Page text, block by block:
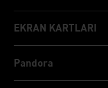
Hakkımızda
EKRAN KARTLARI
GeForce RTX™ 40 Series
Pandora